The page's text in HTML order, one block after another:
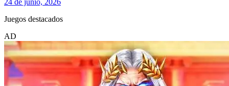
24 de junio, 2026
Juegos destacados
AD